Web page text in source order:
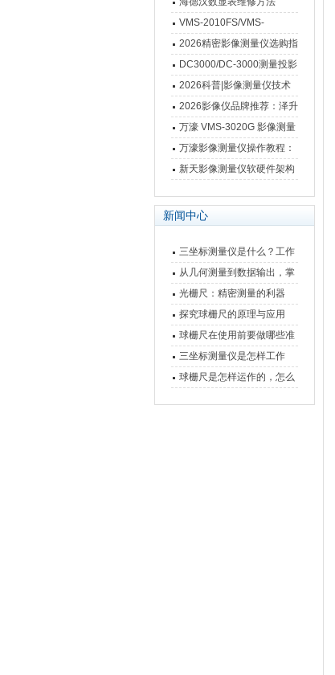
VMS-2010FS/VMS-
3020FS/VMS-4030FS手动
影像测量仪技术参数
2026精密影像测量仪选购指
南 靠谱品牌一站式选型推荐
DC3000/DC-3000测量投影
仪万濠数据处理器数显表故
障维修方法
2026科普|影像测量仪技术
原理、分类及选型应用
2026影像仪品牌推荐：泽升
影像测量仪选型指南
万濠 VMS-3020G 影像测量
仪技术规格与应用解析
万濠影像测量仪操作教程：
从开机到出报告，新手也能
新天影像测量仪软硬件架构
新闻中心
三坐标测量仪是什么？工作
原理、分类与核心功能一次
讲清
从几何测量到数据输出，掌
握万濠影像测量仪的六大核
心能力
光栅尺：精密测量的利器
探究球栅尺的原理与应用
球栅尺在使用前要做哪些准
备工作？
三坐标测量仪是怎样工作
的，功能有什么优势？
球栅尺是怎样运作的，怎么